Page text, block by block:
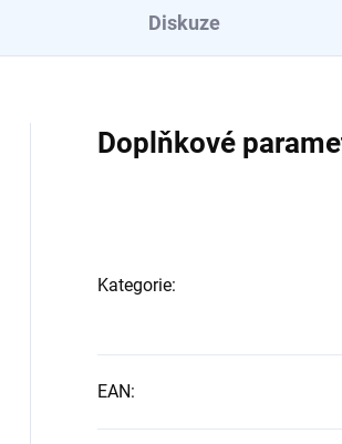
Diskuze
Doplňkové
Kategorie:
EAN: